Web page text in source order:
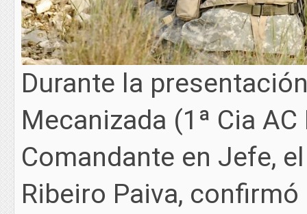
Durante la
Mecanizada (1ª Cia
Comandante en Jefe,
Ribeiro Paiva,